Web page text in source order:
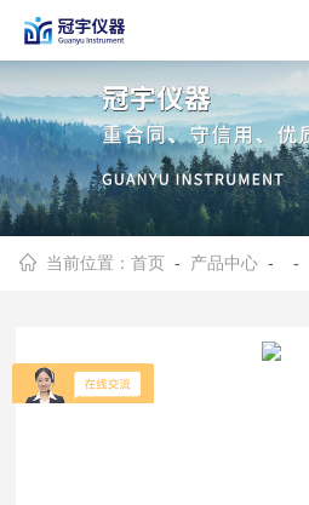
当前位置：首页 - 产品中心 - -